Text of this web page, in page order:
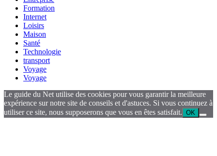
Formation
Internet
Loisirs
Maison
Santé
Technologie
transport
Voyage
Voyage
Le guide du Net utilise des cookies pour vous garantir la meilleure
expérience sur notre site de conseils et d'astuces. Si vous continuez à
utiliser ce site, nous supposerons que vous en êtes satisfait. OK